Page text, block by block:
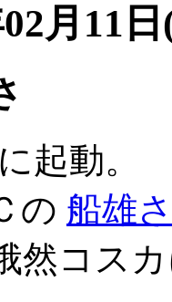
月11
起動。
の 船雄
然コス